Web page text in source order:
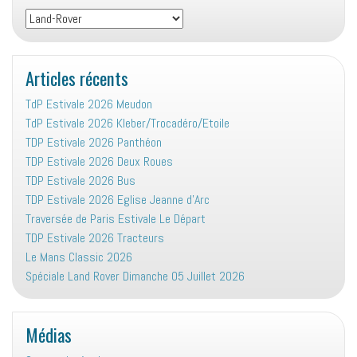
Vie
associative
:
Articles récents
TdP Estivale 2026 Meudon
TdP Estivale 2026 Kleber/Trocadéro/Etoile
TDP Estivale 2026 Panthéon
TDP Estivale 2026 Deux Roues
TDP Estivale 2026 Bus
TDP Estivale 2026 Eglise Jeanne d’Arc
Traversée de Paris Estivale Le Départ
TDP Estivale 2026 Tracteurs
Le Mans Classic 2026
Spéciale Land Rover Dimanche 05 Juillet 2026
Médias